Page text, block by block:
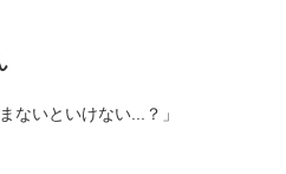
ないといけない...？」